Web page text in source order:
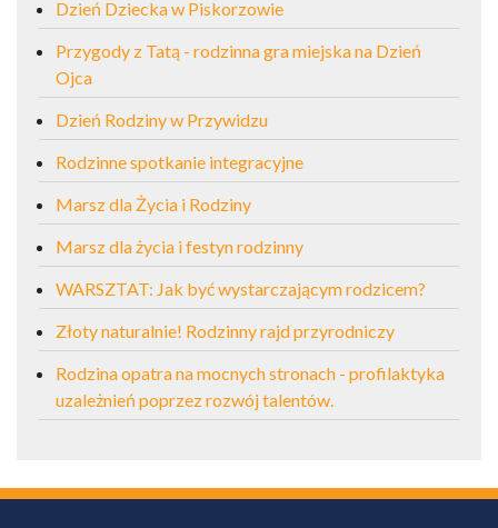
Dzień Dziecka w Piskorzowie
Przygody z Tatą - rodzinna gra miejska na Dzień
Ojca
Dzień Rodziny w Przywidzu
Rodzinne spotkanie integracyjne
Marsz dla Życia i Rodziny
Marsz dla życia i festyn rodzinny
WARSZTAT: Jak być wystarczającym rodzicem?
Złoty naturalnie! Rodzinny rajd przyrodniczy
Rodzina opatra na mocnych stronach - profilaktyka
uzależnień poprzez rozwój talentów.